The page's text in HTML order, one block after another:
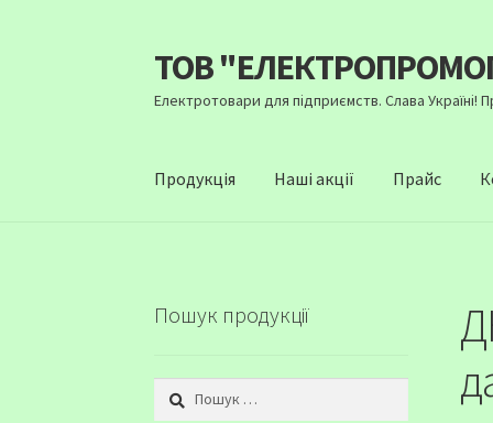
Перейти
до
навігації
Перейти
до
вмісту
ТОВ
Електротовари для підприємств. Слава Україні!
Продукція Наші акції Прайс
Пошук продукції
Пошук: